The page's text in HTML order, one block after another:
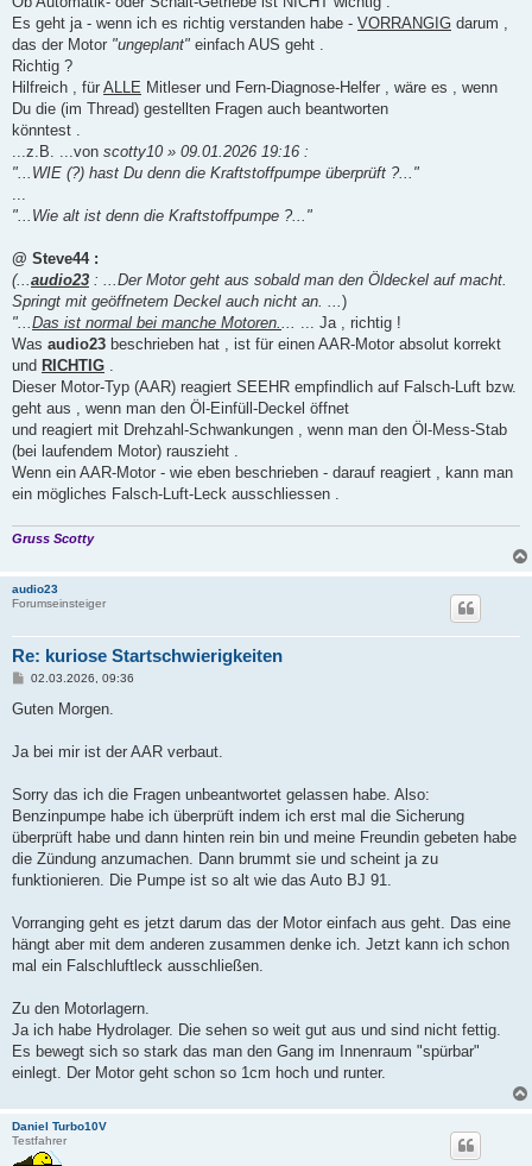
Es geht ja - wenn ich es richtig verstanden habe - VORRANGIG darum ,
das der Motor "ungeplant" einfach AUS geht .
Richtig ?
Hilfreich , für ALLE Mitleser und Fern-Diagnose-Helfer , wäre es , wenn
Du die (im Thread) gestellten Fragen auch beantworten
könntest .
...z.B. ...von scotty10 » 09.01.2026 19:16 :
"...WIE (?) hast Du denn die Kraftstoffpumpe überprüft ?..."
"...Wie alt ist denn die Kraftstoffpumpe ?..."
@ Steve44 :
(... audio23 : ...Der Motor geht aus sobald man den Öldeckel auf macht.
Springt mit geöffnetem Deckel auch nicht an. ... )
"... Das ist normal bei manche Motoren.
... Ja , richtig !
Was audio23 beschrieben hat , ist für einen AAR-Motor absolut korrekt
und RICHTIG
Dieser Motor-Typ (AAR) reagiert SEEHR empfindlich auf Falsch-Luft bzw.
geht aus , wenn man den Öl-Einfüll-Deckel öffnet
und reagiert mit Drehzahl-Schwankungen , wenn man den Öl-Mess-Stab
(bei laufendem Motor) rauszieht .
Wenn ein AAR-Motor - wie eben beschrieben - darauf reagiert , kann man
ein mögliches Falsch-Luft-Leck ausschliessen .
Gruss Scotty
audio23
Forumseinsteiger
Re: kuriose Startschwierigkeiten
B
i
a
02.03.2026, 09:36
Guten Morgen.
Ja bei mir ist der AAR verbaut.
Sorry das ich die Fragen unbeantwortet gelassen habe. Also:
Benzinpumpe habe ich überprüft indem ich erst mal die Sicherung
überprüft habe und dann hinten rein bin und meine Freundin gebeten habe
die Zündung anzumachen. Dann brummt sie und scheint ja zu
funktionieren. Die Pumpe ist so alt wie das Auto BJ 91.
Vorranging geht es jetzt darum das der Motor einfach aus geht. Das eine
hängt aber mit dem anderen zusammen denke ich. Jetzt kann ich schon
mal ein Falschluftleck ausschließen.
Zu den Motorlagern.
Ja ich habe Hydrolager. Die sehen so weit gut aus und sind nicht fettig.
Es bewegt sich so stark das man den Gang im Innenraum "spürbar"
einlegt. Der Motor geht schon so 1cm hoch und runter.
Daniel Turbo10V
Testfahrer